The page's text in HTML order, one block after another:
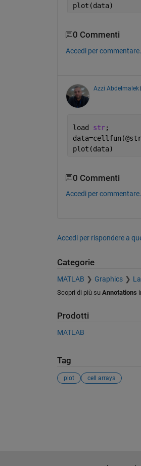
plot(data)
0 Commenti
Accedi per commentare.
Azzi Abdelmalek
load str;
plot(data)
0 Commenti
Accedi per commentare.
Accedi per rispondere a
Categorie
MATLAB Graphics
Scopri di più su Annotations
Prodotti
MATLAB
Tag
plot cell arrays